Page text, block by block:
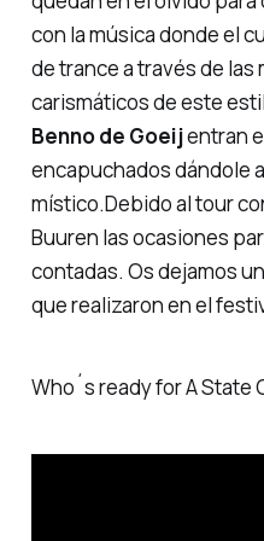
con la música donde el
de trance a través de
carismáticos de este
Benno de Goeijentran
encapuchados dándole
místico.Debido al tour
Buuren las ocasiones
contadas. Os dejamos
que realizaron en el
Who´s ready for A State